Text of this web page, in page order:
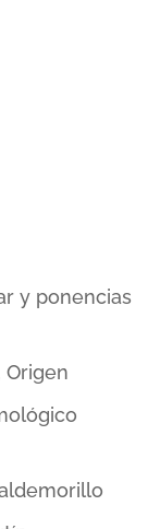
y ponencias
Origen